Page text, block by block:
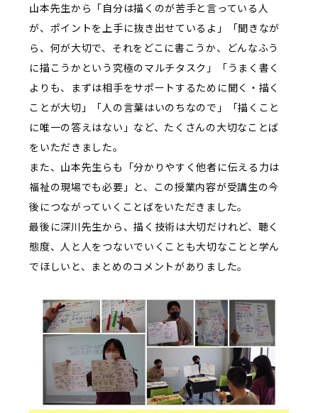
山本先生から「自分は描くのが苦手と言っている人
が、ポイントを上手に抜き出せているよ」「聞きなが
ら、何が大切で、それをどこに書こうか、どんなふう
に描こうかという究極のマルチタスク」「うまく書く
よりも、まずは相手をサポートするために聞く・描く
ことが大切」「人の言葉はいのちなので」「描くこと
に唯一の答えはない」など、たくさんの大切なことば
をいただきました。
また、山本先生らも「分かりやすく他者に伝える力は
福祉の現場でも必要」と、この授業内容が受講生の今
後につながっていくことばをいただきました。
最後に深川先生から、描く技術は大切だけれど、聴く
態度、人と人をつないでいくことも大切なことと学ん
でほしいと、まとめのコメントがありました。